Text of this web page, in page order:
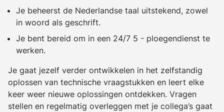
Je beheerst de Nederlandse taal uitstekend, zowel
in woord als geschrift.
Je bent bereid om in een 24/7 5 - ploegendienst te
werken.
Je gaat jezelf verder ontwikkelen in het zelfstandig
oplossen van technische vraagstukken en leert elke
keer weer nieuwe oplossingen ontdekken. Vragen
stellen en regelmatig overleggen met je collega’s gaat